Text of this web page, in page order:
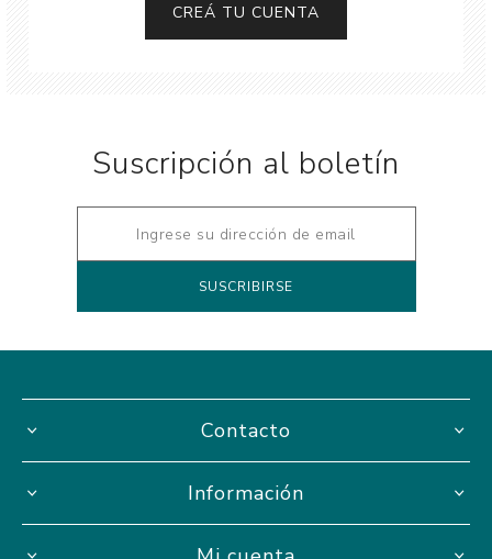
Suscripción al boletín
Contacto
Información